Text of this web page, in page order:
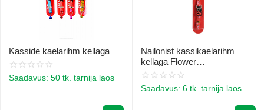
Kasside kaelarihm kellaga
Saadavus: 50 tk. tarnija laos
Nailonist kassikaelarihm
kellaga Flower
10x200/300mm
Saadavus: 6 tk. tarnija laos